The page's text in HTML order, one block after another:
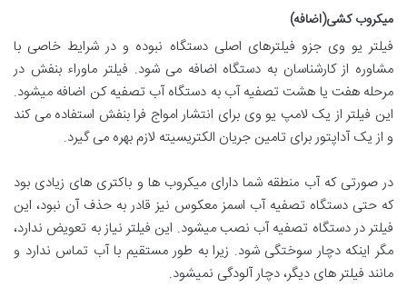
میکروب کشی(اضافه)
فیلتر یو وی جزو فیلترهای اصلی دستگاه نبوده و در شرایط خاصی با
مشاوره از کارشناسان به دستگاه اضافه می شود. فیلتر ماوراء بنفش در
مرحله هفت یا هشت تصفیه آب به دستگاه آب تصفیه کن اضافه میشود.
این فیلتر از یک لامپ یو وی برای انتشار امواج فرا بنفش استفاده می کند
و از یک آداپتور برای تامین جریان الکتریسیته لازم بهره می گیرد.
در صورتی که آب منطقه شما دارای میکروب ها و باکتری های زیادی بود
که حتی دستگاه تصفیه آب اسمز معکوس نیز قادر به حذف آن نبود، این
فیلتر در دستگاه تصفیه آب نصب میشود. این فیلتر نیاز به تعویض ندارد،
مگر اینکه دچار سوختگی شود. زیرا به طور مستقیم با آب تماس ندارد و
مانند فیلتر های دیگر، دچار آلودگی نمیشود.